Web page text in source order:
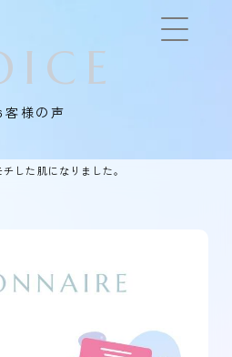
客様の声
チした肌になりました。